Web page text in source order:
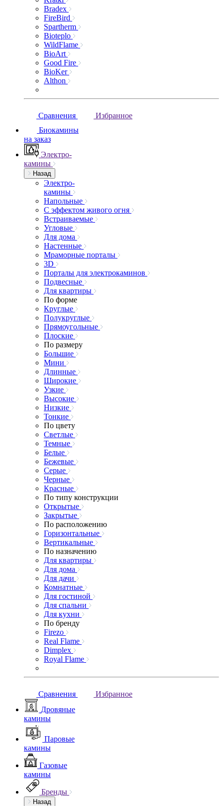
Bradex
FireBird
Spartherm
Bioteplo
WildFlame
BioArt
Good Fire
BioKer
Althon
Сравнения
Избранное
Биокамины
на заказ
Электро-
камины
Назад
Электро-
камины
Напольные
С эффектом живого огня
Встраиваемые
Угловые
Для дома
Настенные
Мраморные порталы
3D
Порталы для электрокаминов
Подвесные
Для квартиры
По форме
Круглые
Полукруглые
Прямоугольные
Плоские
По размеру
Большие
Мини
Длинные
Широкие
Узкие
Высокие
Низкие
Тонкие
По цвету
Светлые
Темные
Белые
Бежевые
Серые
Черные
Красные
По типу конструкции
Открытые
Закрытые
По расположению
Горизонтальные
Вертикальные
По назначению
Для квартиры
Для дома
Для дачи
Комнатные
Для гостиной
Для спальни
Для кухни
По бренду
Firezo
Real Flame
Dimplex
Royal Flame
Сравнения
Избранное
Дровяные
камины
Паровые
камины
Газовые
камины
Бренды
Назад